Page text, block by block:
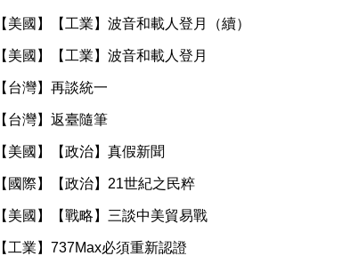
【美國】【工業】波音和載人登月（續）
【美國】【工業】波音和載人登月
【台灣】再談統一
【台灣】返臺隨筆
【美國】【政治】真假新聞
【國際】【政治】21世紀之民粹
【美國】【戰略】三談中美貿易戰
【工業】737Max必須重新認證